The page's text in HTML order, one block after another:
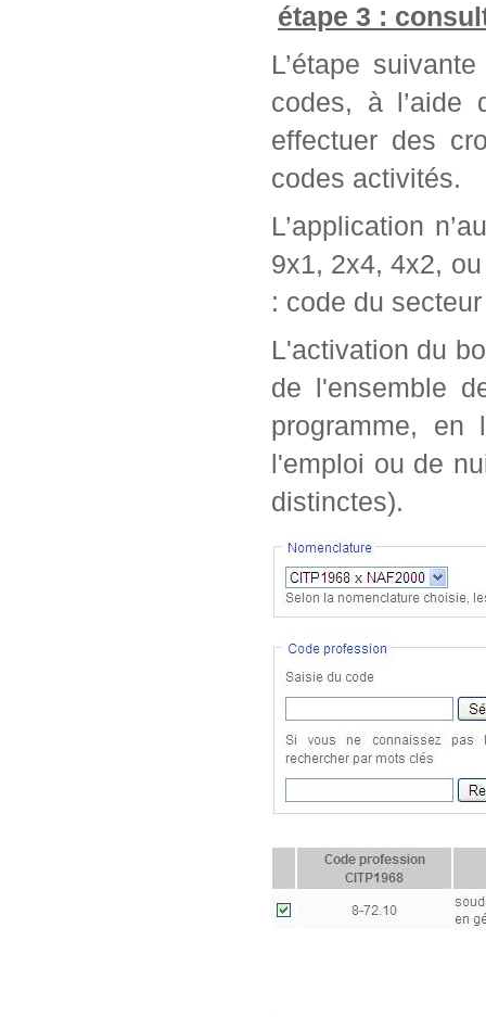
étape 3 :
L’étape
codes, à l’aide
effectuer des
codes activités.
L’application
9x1, 2x4, 4x2,
: code du
L'activation du
de l'ensemble
programme, en
l'emploi ou de
distinctes).